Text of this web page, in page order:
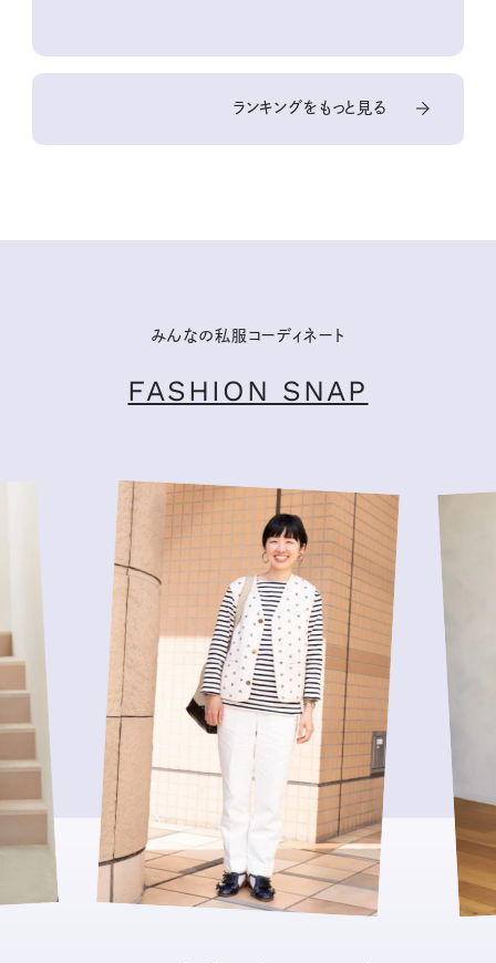
ランキングをもっと見る
みんなの私服コーディネート
FASHION SNAP